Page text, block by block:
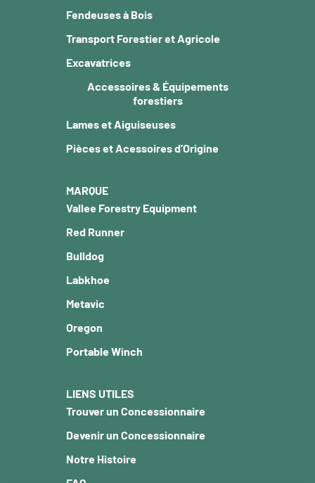
Fendeuses à Bois
Transport Forestier et Agricole
Excavatrices
Accessoires & Équipements
forestiers
Lames et Aiguiseuses
Pièces et Acessoires d’Origine
MARQUE
Vallee Forestry Equipment
Red Runner
Bulldog
Labkhoe
Metavic
Oregon
Portable Winch
LIENS UTILES
Trouver un Concessionnaire
Devenir un Concessionnaire
Notre Histoire